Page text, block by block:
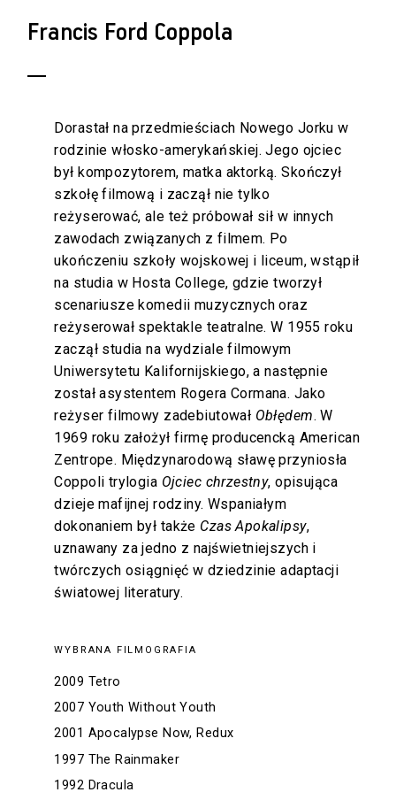
Francis Ford Coppola
Dorastał na przedmieściach Nowego Jorku w
rodzinie włosko-amerykańskiej. Jego ojciec
był kompozytorem, matka aktorką. Skończył
szkołę filmową i zaczął nie tylko
reżyserować, ale też próbował sił w innych
zawodach związanych z filmem. Po
ukończeniu szkoły wojskowej i liceum, wstąpił
na studia w Hosta College, gdzie tworzył
scenariusze komedii muzycznych oraz
reżyserował spektakle teatralne. W 1955 roku
zaczął studia na wydziale filmowym
Uniwersytetu Kalifornijskiego, a następnie
został asystentem Rogera Cormana. Jako
reżyser filmowy zadebiutował Obłędem. W
1969 roku założył firmę producencką American
Zentrope. Międzynarodową sławę przyniosła
Coppoli trylogia Ojciec chrzestny, opisująca
dzieje mafijnej rodziny. Wspaniałym
dokonaniem był także Czas Apokalipsy,
uznawany za jedno z najświetniejszych i
twórczych osiągnięć w dziedzinie adaptacji
światowej literatury.
WYBRANA FILMOGRAFIA
2009 Tetro
2007 Youth Without Youth
2001 Apocalypse Now, Redux
1997 The Rainmaker
1992 Dracula